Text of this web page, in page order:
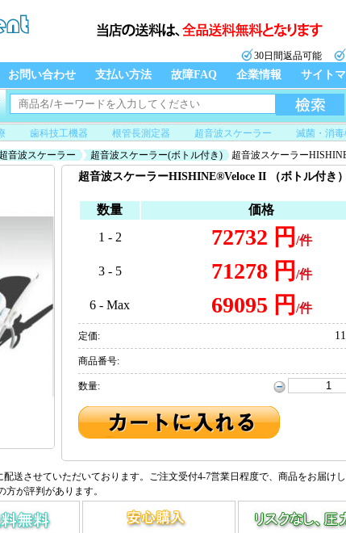
30日間返品可能
お問い合わせ 支払い方法 故障FAQ 企業情報 サイト
歯科技工機器 根管長測定器 超音波スケーラー
滅菌・消毒
音波スケーラー 超音波スケーラー(ボトル付き) 超音波スケーラー
超音波スケーラーHISHINE®Veloce II （ボトル付き）
数量
価格
1 - 2
72732 円 /件
3 - 5 71278 円 /件
6 - Max 69095 円 /件
定価:
商品番号:
数量:
送させていただいております。ご注文受付4-7営業日程度で、商品をお届け
が評判があります。